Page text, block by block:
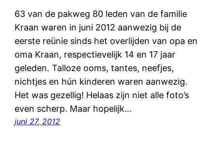
63 van de pakweg 80 leden van de familie
Kraan waren in juni 2012 aanwezig bij de
eerste reünie sinds het overlijden van opa en
oma Kraan, respectievelijk 14 en 17 jaar
geleden. Talloze ooms, tantes, neefjes,
nichtjes en hún kinderen waren aanwezig.
Het was gezellig! Helaas zijn niet alle foto’s
even scherp. Maar hopelijk…
juni 27, 2012